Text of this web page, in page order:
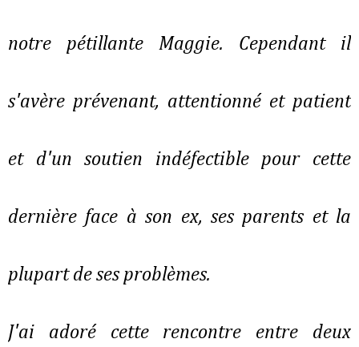
notre pétillante Maggie. Cependant il
s'avère prévenant, attentionné et patient
et d'un soutien indéfectible pour cette
dernière face à son ex, ses parents et la
plupart de ses problèmes.
J'ai adoré cette rencontre entre deux